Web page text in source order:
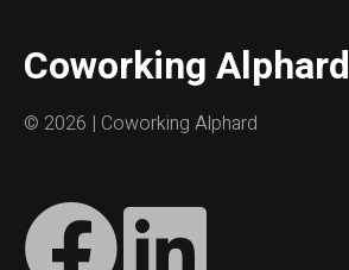
Coworking Alphard
© 2026 | Coworking Alphard